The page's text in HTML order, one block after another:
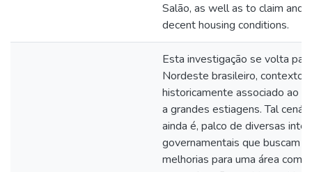
Salão, as well as to claim and
decent housing conditions.
Esta investigação se volta
Nordeste brasileiro, contexto
historicamente associado ao
a grandes estiagens. Tal
ainda é, palco de diversas
governamentais que buscam
melhorias para uma área